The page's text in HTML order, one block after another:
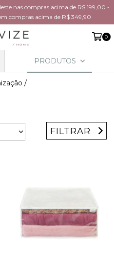
nas compras acima de R$ 199,00 -
compras acima de R$ 349,90
0
PRODUTOS
/
FILTRAR